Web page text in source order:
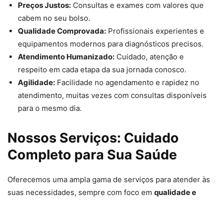
Preços Justos: Consultas e exames com valores que
cabem no seu bolso.
Qualidade Comprovada: Profissionais experientes e
equipamentos modernos para diagnósticos precisos.
Atendimento Humanizado: Cuidado, atenção e
respeito em cada etapa da sua jornada conosco.
Agilidade: Facilidade no agendamento e rapidez no
atendimento, muitas vezes com consultas disponíveis
para o mesmo dia.
Nossos Serviços: Cuidado
Completo para Sua Saúde
Oferecemos uma ampla gama de serviços para atender às
suas necessidades, sempre com foco em qualidade e